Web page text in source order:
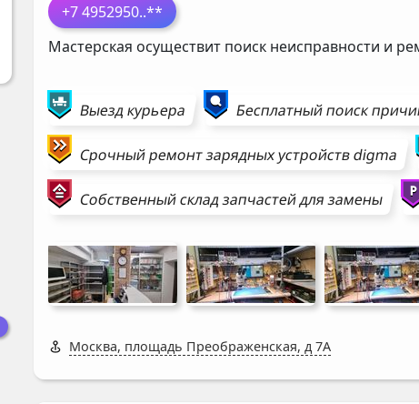
+7 4952950..**
Мастерская осуществит поиск неисправности и
Выезд курьера Бесплатный поиск
Срочный ремонтзарядных устройствdigma
Собственный склад запчастей для замены
Москва, площадь Преображенская, д 7А